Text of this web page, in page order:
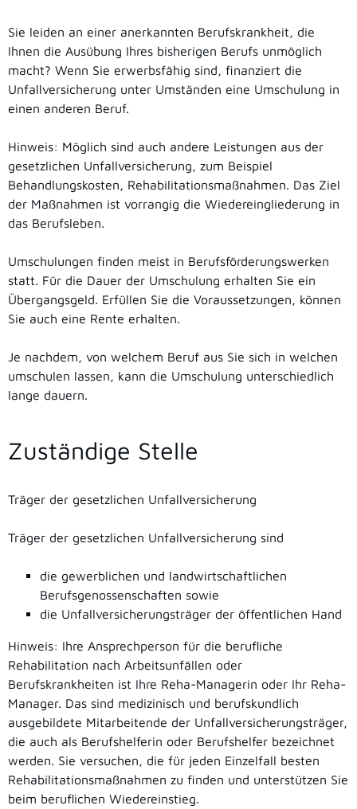
Sie leiden an einer anerkannten Berufskrankheit, die
Ihnen die Ausübung Ihres bisherigen Berufs unmöglich
macht? Wenn Sie erwerbsfähig sind, finanziert die
Unfallversicherung unter Umständen eine Umschulung in
einen anderen Beruf.
Hinweis: Möglich sind auch andere Leistungen aus der
gesetzlichen Unfallversicherung, zum Beispiel
Behandlungskosten, Rehabilitationsmaßnahmen. Das Ziel
der Maßnahmen ist vorrangig die Wiedereingliederung in
das Berufsleben.
Umschulungen finden meist in Berufsförderungswerken
statt. Für die Dauer der Umschulung erhalten Sie ein
Übergangsgeld. Erfüllen Sie die Voraussetzungen, können
Sie auch eine Rente erhalten.
Je nachdem, von welchem Beruf aus Sie sich in welchen
umschulen lassen, kann die Umschulung unterschiedlich
lange dauern.
Zuständige Stelle
Träger der gesetzlichen Unfallversicherung
Träger der gesetzlichen Unfallversicherung sind
die gewerblichen und landwirtschaftlichen
Berufsgenossenschaften sowie
die Unfallversicherungsträger der öffentlichen Hand
Hinweis: Ihre Ansprechperson für die berufliche
Rehabilitation nach Arbeitsunfällen oder
Berufskrankheiten ist Ihre Reha-Managerin oder Ihr Reha-
Manager. Das sind medizinisch und berufskundlich
ausgebildete Mitarbeitende der Unfallversicherungsträger,
die auch als Berufshelferin oder Berufshelfer bezeichnet
werden. Sie versuchen, die für jeden Einzelfall besten
Rehabilitationsmaßnahmen zu finden und unterstützen Sie
beim beruflichen Wiedereinstieg.